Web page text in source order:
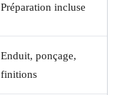
Préparation incluse
Enduit, ponçage,
finitions